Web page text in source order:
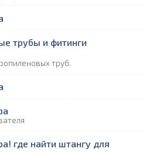
трубы и фитинги
труб.
где найти штангу для